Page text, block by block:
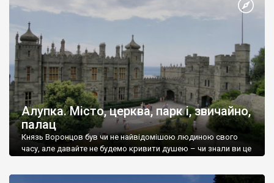
Алупка. Місто, церква, парк і, звичайно,
палац
Князь Воронцов був чи не найвідомішою людиною свого
часу, але давайте не будемо кривити душею – чи знали ви це